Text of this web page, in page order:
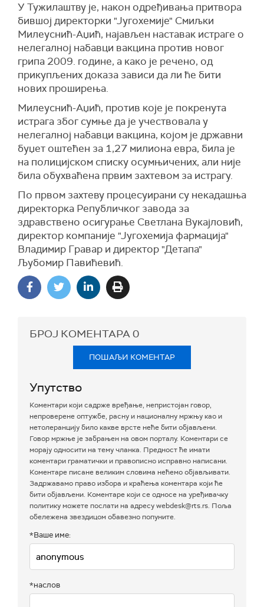
У Тужилаштву је, након одређивања притвора
бившој директорки "Југохемије" Смиљки
Милеуснић-Аџић, најављен наставак истраге о
нелегалној набавци вакцина против новог
грипа 2009. године, а како је речено, од
прикупљених доказа зависи да ли ће бити
нових проширења.
Милеуснић-Аџић, против које је покренута
истрага због сумње да је учествовала у
нелегалној набавци вакцина, којом је државни
буџет оштећен за 1,27 милиона евра, била је
на полицијском списку осумњичених, али није
била обухваћена првим захтевом за истрагу.
По првом захтеву процесуирани су некадашња
директорка Републичког завода за
здравствено осигурање Светлана Вукајловић,
директор компаније "Југохемија фармација"
Владимир Гравар и директор "Детапа"
Љубомир Павићевић.
БРОЈ КОМЕНТАРА0
ПОШАЉИ КОМЕНТАР
Упутство
Коментари који садрже вређање, непристојан говор,
непроверене оптужбе, расну и националну мржњу као и
нетолеранцију било какве врсте неће бити објављени.
Говор мржње је забрањен на овом порталу. Коментари се
морају односити на тему чланка. Предност ће имати
коментари граматички и правописно исправно написани.
Коментаре писане великим словима нећемо објављивати.
Задржавамо право избора и краћења коментара који ће
бити објављени. Коментаре који се односе на уређивачку
политику можете послати на адресу webdesk@rts.rs. Поља
обележена звездицом обавезно попуните.
*Ваше име:
*наслов